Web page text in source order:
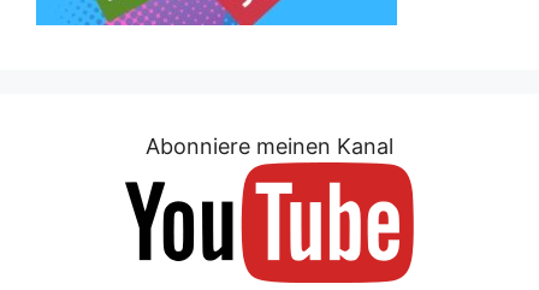
Abonniere meinen Kanal